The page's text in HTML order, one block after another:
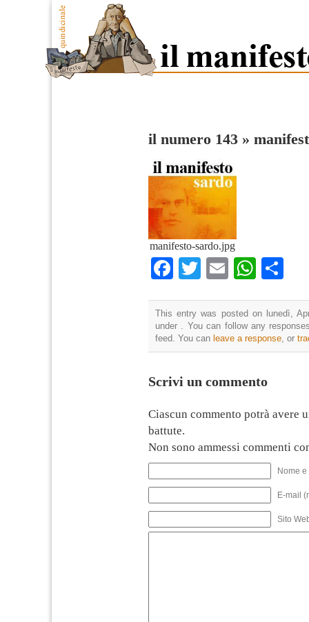
il numero 143 »
manifesto-sardo.jpg
Facebook
TwitterEmail
This entry was posted on lunedì,
under . You can follow any
feed. You can leave a response, or
Scrivi un commento
Ciascun commento potrà avere
battute.
Non sono ammessi commenti
Nome
E-mail
Sito